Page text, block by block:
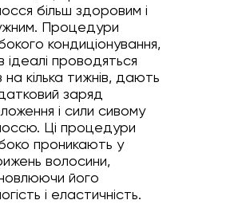
більш здоровим і
Процедури
кондиціонування,
в ідеалі проводяться
на кілька тижнів, дають
заряд
і сили сивому
Ці процедури
проникають у
волосини,
його
і еластичність.